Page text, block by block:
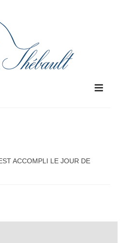
ACCOMPLI LE JOUR DE